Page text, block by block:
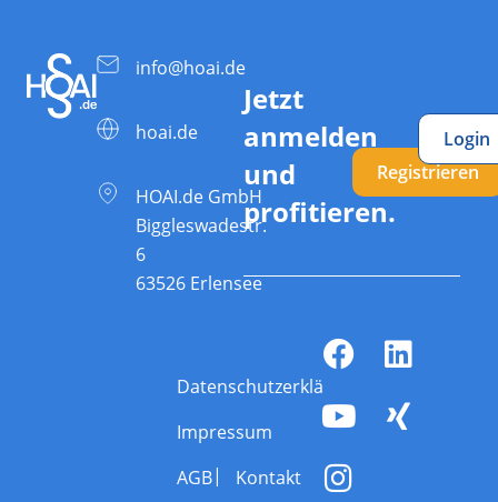
info@hoai.de
hoai.de
HOAI.de GmbH
Biggleswadestr.
6
63526 Erlensee
Jetzt
anmelden
und
profitieren.
Registrieren
Login
Datenschutzerklärung
Impressum
AGB
Kontakt